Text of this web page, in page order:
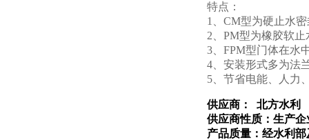
特点：
1、CM型为硬止水
2、PM型为橡胶软
3、FPM型门体在水
4、安装形式多为法
5、节省电能、人力
供应商： 北方水利
供应商性质：生产企
产品质量：经水利部